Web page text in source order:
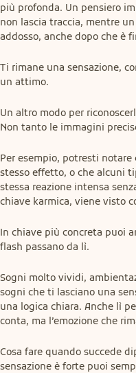
più profonda. Un pensiero
non lascia traccia, mentre
addosso, anche dopo che è
Ti rimane una sensazione,
un attimo.
Un altro modo per
Non tanto le immagini
Per esempio, potresti
stesso effetto, o che alcuni
stessa reazione intensa
chiave karmica, viene visto
In chiave più concreta puoi
flash passano da lì.
Sogni molto vividi,
sogni che ti lasciano una
una logica chiara. Anche lì
conta, ma l’emozione che
Cosa fare quando succede
sensazione è forte puoi